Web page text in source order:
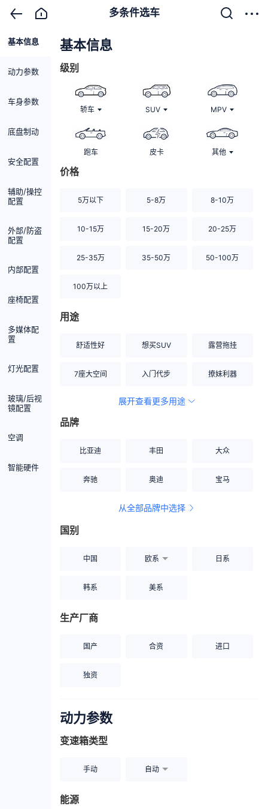
多条件选车
基本信息
动力参数
车身参数
底盘制动
安全配置
辅助/操控
配置
外部/防盗
配置
内部配置
座椅配置
多媒体配
置
灯光配置
玻璃/后视
镜配置
空调
智能硬件
基本信息
级别
轿车 SUV MPV
跑车 皮卡 其他
价格
5万以下 5-8万 8-10万
10-15万 15-20万 20-25万
25-35万 35-50万 50-100万
100万以上
用途
舒适性好 想买SUV 露营拖挂
7座大空间 入门代步 撩妹利器
空间宽敞
展开查看更多用途
品牌
比亚迪 丰田 大众
奔驰 奥迪 宝马
从全部品牌中选择
国别
中国 欧系 日系
韩系 美系
生产厂商
国产 合资 进口
独资
动力参数
变速箱类型
手动 自动
能源